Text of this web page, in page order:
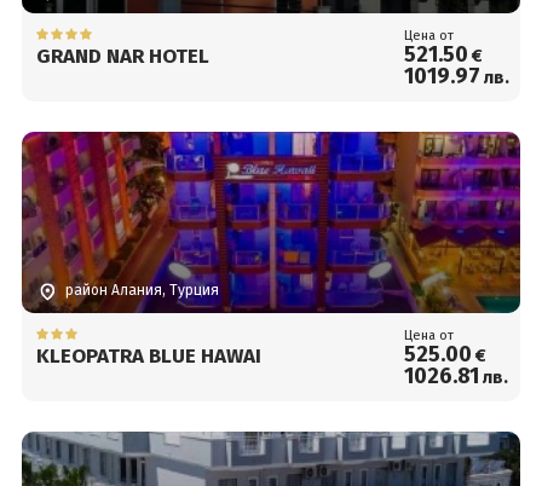
GRAND NAR HOTEL
Цена от
521.50 €
1019.97 лв.
район Алания, Турция
KLEOPATRA BLUE HAWAI
Цена от
525.00 €
1026.81 лв.